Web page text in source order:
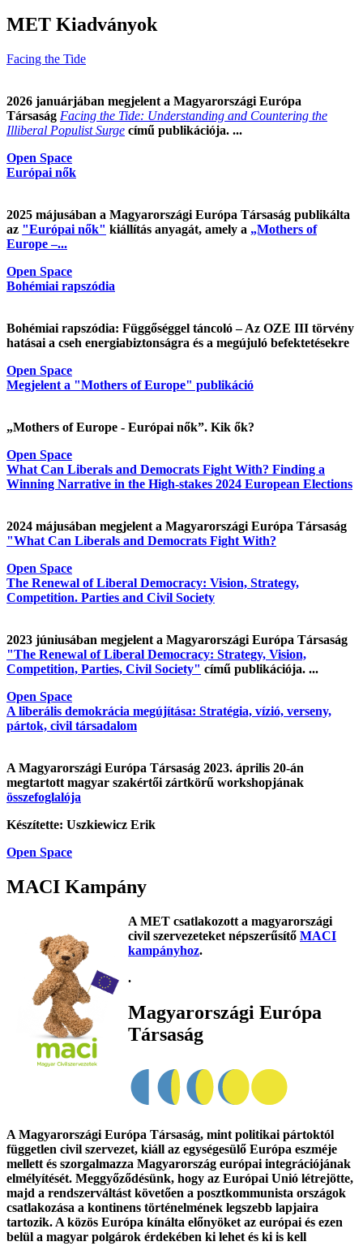
MET Kiadványok
Facing the Tide
2026 januárjában megjelent a Magyarországi Európa
Társaság Facing the Tide: Understanding and Countering the
Illiberal Populist Surge című publikációja. ...
Open Space
Európai nők
2025 májusában a Magyarországi Európa Társaság publikálta
az "Európai nők" kiállítás anyagát, amely a „Mothers of
Europe –...
Open Space
Bohémiai rapszódia
Bohémiai rapszódia: Függőséggel táncoló – Az OZE III törvény
hatásai a cseh energiabiztonságra és a megújuló befektetésekre
Open Space
Megjelent a "Mothers of Europe" publikáció
„Mothers of Europe - Európai nők”. Kik ők?
Open Space
What Can Liberals and Democrats Fight With? Finding a
Winning Narrative in the High-stakes 2024 European Elections
2024 májusában megjelent a Magyarországi Európa Társaság
"What Can Liberals and Democrats Fight With?
Open Space
The Renewal of Liberal Democracy: Vision, Strategy,
Competition. Parties and Civil Society
2023 júniusában megjelent a Magyarországi Európa Társaság
"The Renewal of Liberal Democracy: Strategy, Vision,
Competition, Parties, Civil Society" című publikációja. ...
Open Space
A liberális demokrácia megújítása: Stratégia, vízió, verseny,
pártok, civil társadalom
A Magyarországi Európa Társaság 2023. április 20-án
megtartott magyar szakértői zártkörű workshopjának
összefoglalója
Készítette: Uszkiewicz Erik
Open Space
MACI Kampány
A MET csatlakozott a magyarországi
civil szervezeteket népszerűsítő MACI
kampányhoz.
.
Magyarországi Európa
Társaság
A Magyarországi Európa Társaság, mint politikai pártoktól
független civil szervezet, kiáll az egységesülő Európa eszméje
mellett és szorgalmazza Magyarország európai integrációjának
elmélyítését. Meggyőződésünk, hogy az Európai Unió létrejötte,
majd a rendszerváltást követően a posztkommunista országok
csatlakozása a kontinens történelmének legszebb lapjaira
tartozik. A közös Európa kínálta előnyöket az európai és ezen
belül a magyar polgárok érdekében ki lehet és ki is kell